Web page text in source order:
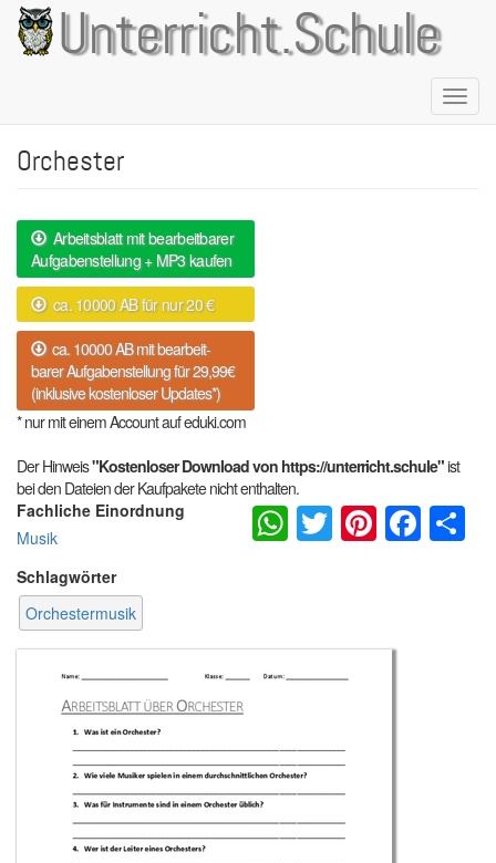
Direkt
zum
Inhalt
Unterricht.Schule
Orchester
Arbeitsblatt mit bearbeitbarer
Aufgabenstellung + MP3 kaufen
ca. 10000 AB für nur 20 €
ca. 10000 AB mit bearbeit-
barer Aufgabenstellung für 29,99€
(inklusive kostenloser Updates*)
* nur mit einem Account auf eduki.com
Der Hinweis"Kostenloser Download von https://unterricht.schule"ist
bei den Dateien der Kaufpakete nicht enthalten.
Fachliche Einordnung
Musik
Schlagwörter
Orchestermusik
WhatsApp
Twitter